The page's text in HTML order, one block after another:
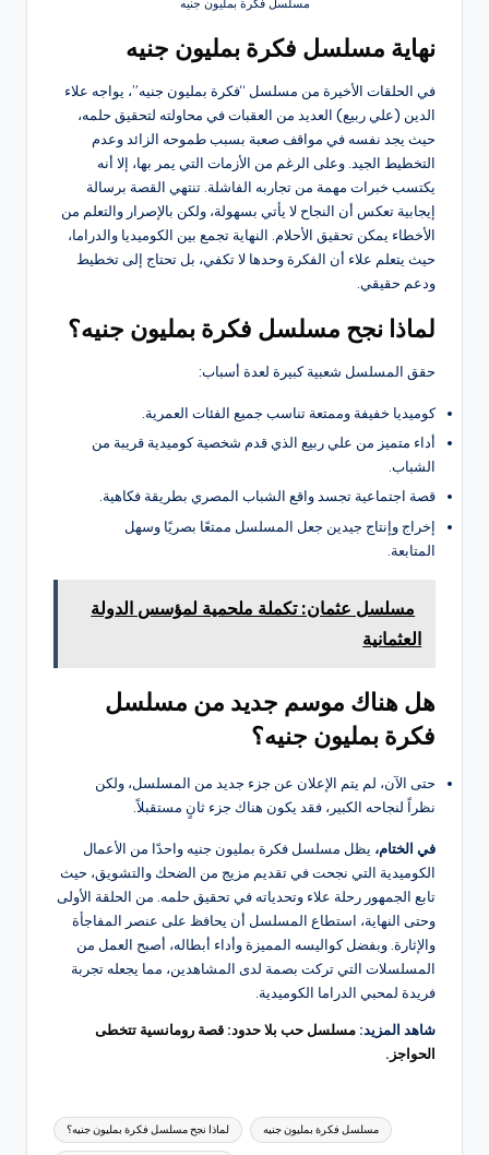
مسلسل فكرة بمليون جنيه
نهاية مسلسل فكرة بمليون جنيه
في الحلقات الأخيرة من مسلسل “فكرة بمليون جنيه”، يواجه علاء
الدين (علي ربيع) العديد من العقبات في محاولته لتحقيق حلمه،
حيث يجد نفسه في مواقف صعبة بسبب طموحه الزائد وعدم
التخطيط الجيد. وعلى الرغم من الأزمات التي يمر بها، إلا أنه
يكتسب خبرات مهمة من تجاربه الفاشلة. تنتهي القصة برسالة
إيجابية تعكس أن النجاح لا يأتي بسهولة، ولكن بالإصرار والتعلم من
الأخطاء يمكن تحقيق الأحلام. النهاية تجمع بين الكوميديا والدراما،
حيث يتعلم علاء أن الفكرة وحدها لا تكفي، بل تحتاج إلى تخطيط
ودعم حقيقي.
لماذا نجح مسلسل فكرة بمليون جنيه؟
حقق المسلسل شعبية كبيرة لعدة أسباب:
كوميديا خفيفة وممتعة تناسب جميع الفئات العمرية.
أداء متميز من علي ربيع الذي قدم شخصية كوميدية قريبة من
الشباب.
قصة اجتماعية تجسد واقع الشباب المصري بطريقة فكاهية.
إخراج وإنتاج جيدين جعل المسلسل ممتعًا بصريًا وسهل
المتابعة.
مسلسل عثمان: تكملة ملحمية لمؤسس الدولة
العثمانية
هل هناك موسم جديد من مسلسل
فكرة بمليون جنيه؟
حتى الآن، لم يتم الإعلان عن جزء جديد من المسلسل، ولكن
نظراً لنجاحه الكبير، فقد يكون هناك جزء ثانٍ مستقبلاً.
في الختام، يظل مسلسل فكرة بمليون جنيه واحدًا من الأعمال
الكوميدية التي نجحت في تقديم مزيج من الضحك والتشويق، حيث
تابع الجمهور رحلة علاء وتحدياته في تحقيق حلمه. من الحلقة الأولى
وحتى النهاية، استطاع المسلسل أن يحافظ على عنصر المفاجأة
والإثارة. وبفضل كواليسه المميزة وأداء أبطاله، أصبح العمل من
المسلسلات التي تركت بصمة لدى المشاهدين، مما يجعله تجربة
فريدة لمحبي الدراما الكوميدية.
شاهد المزيد: مسلسل حب بلا حدود: قصة رومانسية تتخطى
الحواجز .
العلامات: لماذا نجح مسلسل فكرة بمليون جنيه؟ مسلسل فكرة بمليون جنيه